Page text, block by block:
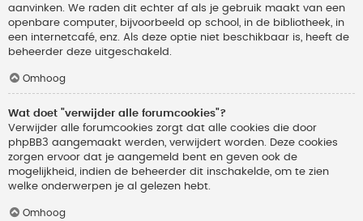
aanvinken. We raden dit echter af als je gebruik maakt van een
openbare computer, bijvoorbeeld op school, in de bibliotheek, in
een internetcafé, enz. Als deze optie niet beschikbaar is, heeft de
beheerder deze uitgeschakeld.
Omhoog
Wat doet "verwijder alle forumcookies"?
Verwijder alle forumcookies zorgt dat alle cookies die door
phpBB3 aangemaakt werden, verwijdert worden. Deze cookies
zorgen ervoor dat je aangemeld bent en geven ook de
mogelijkheid, indien de beheerder dit inschakelde, om te zien
welke onderwerpen je al gelezen hebt.
Omhoog